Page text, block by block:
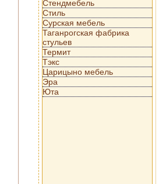
Стендмебель
Стиль
Сурская мебель
Таганрогская фабрика
стульев
Термит
Тэкс
Царицыно мебель
Эра
Юта